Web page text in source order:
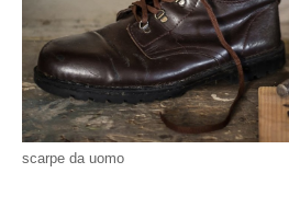
scarpe da uomo